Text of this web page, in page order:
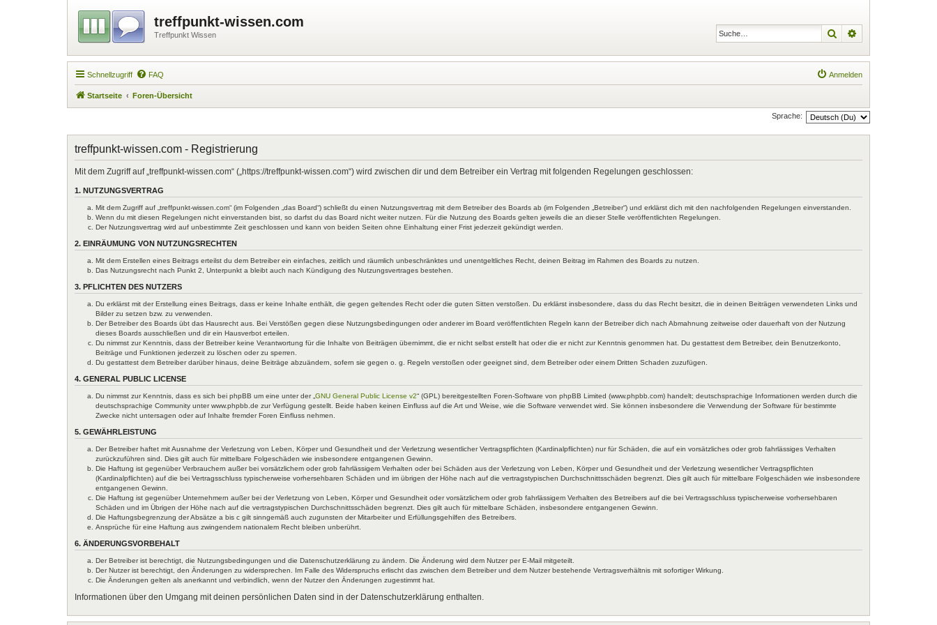
treffpunkt-wissen.com
Treffpunkt Wissen Suche
Schnellzugriff FAQ Anmelden
Startseite Foren-Übersicht
Sprache:
treffpunkt-wissen.com - Registrierung
Mit dem Zugriff auf „treffpunkt-wissen.com“ („https://treffpunkt-wissen.com“) wird zwischen dir und dem Betreiber ein Vertrag mit folgenden Regelungen geschlossen:
1. NUTZUNGSVERTRAG
Mit dem Zugriff auf „treffpunkt-wissen.com“ (im Folgenden „das Board“) schließt du einen Nutzungsvertrag mit dem Betreiber des Boards ab (im Folgenden „Betreiber“) und erklärst dich mit den nachfolgenden Regelungen einverstanden.
Wenn du mit diesen Regelungen nicht einverstanden bist, so darfst du das Board nicht weiter nutzen. Für die Nutzung des Boards gelten jeweils die an dieser Stelle veröffentlichten Regelungen.
Der Nutzungsvertrag wird auf unbestimmte Zeit geschlossen und kann von beiden Seiten ohne Einhaltung einer Frist jederzeit gekündigt werden.
2. EINRÄUMUNG VON NUTZUNGSRECHTEN
Mit dem Erstellen eines Beitrags erteilst du dem Betreiber ein einfaches, zeitlich und räumlich unbeschränktes und unentgeltliches Recht, deinen Beitrag im Rahmen des Boards zu nutzen.
Das Nutzungsrecht nach Punkt 2, Unterpunkt a bleibt auch nach Kündigung des Nutzungsvertrages bestehen.
3. PFLICHTEN DES NUTZERS
Du erklärst mit der Erstellung eines Beitrags, dass er keine Inhalte enthält, die gegen geltendes Recht oder die guten Sitten verstoßen. Du erklärst insbesondere, dass du das Recht besitzt, die in deinen Beiträgen verwendeten Links und
Bilder zu setzen bzw. zu verwenden.
Der Betreiber des Boards übt das Hausrecht aus. Bei Verstößen gegen diese Nutzungsbedingungen oder anderer im Board veröffentlichten Regeln kann der Betreiber dich nach Abmahnung zeitweise oder dauerhaft von der Nutzung
dieses Boards ausschließen und dir ein Hausverbot erteilen.
Du nimmst zur Kenntnis, dass der Betreiber keine Verantwortung für die Inhalte von Beiträgen übernimmt, die er nicht selbst erstellt hat oder die er nicht zur Kenntnis genommen hat. Du gestattest dem Betreiber, dein Benutzerkonto,
Beiträge und Funktionen jederzeit zu löschen oder zu sperren.
Du gestattest dem Betreiber darüber hinaus, deine Beiträge abzuändern, sofern sie gegen o. g. Regeln verstoßen oder geeignet sind, dem Betreiber oder einem Dritten Schaden zuzufügen.
4. GENERAL PUBLIC LICENSE
Du nimmst zur Kenntnis, dass es sich bei phpBB um eine unter der „ GNU General Public License v2“ (GPL) bereitgestellten Foren-Software von phpBB Limited (www.phpbb.com) handelt; deutschsprachige Informationen werden durch die
deutschsprachige Community unter www.phpbb.de zur Verfügung gestellt. Beide haben keinen Einfluss auf die Art und Weise, wie die Software verwendet wird. Sie können insbesondere die Verwendung der Software für bestimmte
Zwecke nicht untersagen oder auf Inhalte fremder Foren Einfluss nehmen.
5. GEWÄHRLEISTUNG
Der Betreiber haftet mit Ausnahme der Verletzung von Leben, Körper und Gesundheit und der Verletzung wesentlicher Vertragspflichten (Kardinalpflichten) nur für Schäden, die auf ein vorsätzliches oder grob fahrlässiges Verhalten
zurückzuführen sind. Dies gilt auch für mittelbare Folgeschäden wie insbesondere entgangenen Gewinn.
Die Haftung ist gegenüber Verbrauchern außer bei vorsätzlichem oder grob fahrlässigem Verhalten oder bei Schäden aus der Verletzung von Leben, Körper und Gesundheit und der Verletzung wesentlicher Vertragspflichten
(Kardinalpflichten) auf die bei Vertragsschluss typischerweise vorhersehbaren Schäden und im übrigen der Höhe nach auf die vertragstypischen Durchschnittsschäden begrenzt. Dies gilt auch für mittelbare Folgeschäden wie insbesondere
entgangenen Gewinn.
Die Haftung ist gegenüber Unternehmern außer bei der Verletzung von Leben, Körper und Gesundheit oder vorsätzlichem oder grob fahrlässigem Verhalten des Betreibers auf die bei Vertragsschluss typischerweise vorhersehbaren
Schäden und im Übrigen der Höhe nach auf die vertragstypischen Durchschnittsschäden begrenzt. Dies gilt auch für mittelbare Schäden, insbesondere entgangenen Gewinn.
Die Haftungsbegrenzung der Absätze a bis c gilt sinngemäß auch zugunsten der Mitarbeiter und Erfüllungsgehilfen des Betreibers.
Ansprüche für eine Haftung aus zwingendem nationalem Recht bleiben unberührt.
6. ÄNDERUNGSVORBEHALT
Der Betreiber ist berechtigt, die Nutzungsbedingungen und die Datenschutzerklärung zu ändern. Die Änderung wird dem Nutzer per E-Mail mitgeteilt.
Der Nutzer ist berechtigt, den Änderungen zu widersprechen. Im Falle des Widerspruchs erlischt das zwischen dem Betreiber und dem Nutzer bestehende Vertragsverhältnis mit sofortiger Wirkung.
Die Änderungen gelten als anerkannt und verbindlich, wenn der Nutzer den Änderungen zugestimmt hat.
Informationen über den Umgang mit deinen persönlichen Daten sind in der Datenschutzerklärung enthalten.